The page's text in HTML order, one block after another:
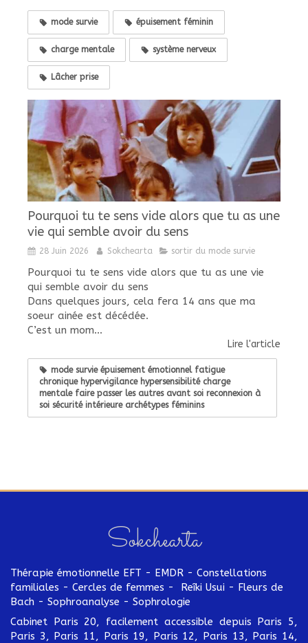
mode survie épuisement féminin
charge mentale système nerveux
Lâcher prise
Pourquoi tu te sens vide alors que tu as une
vie qui semble avoir du sens
28 Juin 2026 Sokchearta sortir du mode survie
Pourquoi tu te sens vide alors que tu as une vie
qui semble avoir du sens
Dans quelques jours, cela fera 14 ans que ma
soeur ainée est décédée.
C’est un mom...
Lire l'article
mode survie épuisement émotionnel fatigue
chronique hypervigilance hypersensibilité charge
mentale faire passer les autres avant soi reconnexion à
soi sécurité intérieure archétypes féminins
Sokchearta
Thérapie émotionnelle EFT - EMDR - Constellations
familiales - Cercles de femmes - Reîki Usui - Fleurs de
Bach - Sophroanalyse - Sophrologie
Cabinet Paris 20, facilement accessible depuis Paris 5,
Paris 3, Paris 11, Paris 19, Paris 12, Paris 13, Paris 14,